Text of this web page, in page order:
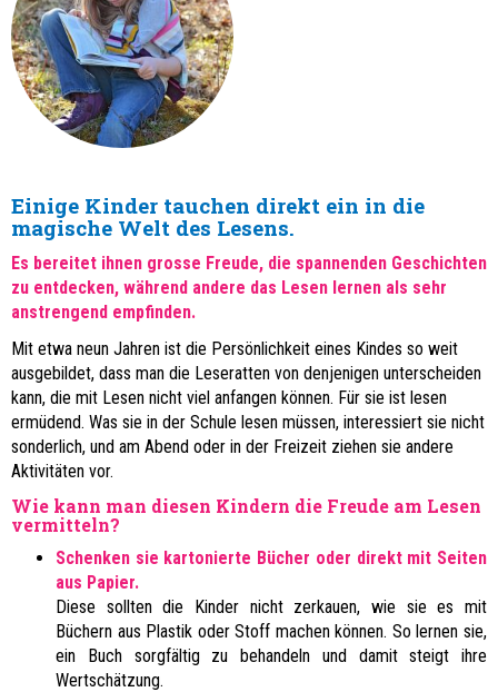
Einige Kinder tauchen direkt ein in die
magische Welt des Lesens.
Es bereitet ihnen grosse Freude, die spannenden Geschichten
zu entdecken, während andere das Lesen lernen als sehr
anstrengend empfinden.
Mit etwa neun Jahren ist die Persönlichkeit eines Kindes so weit
ausgebildet, dass man die Leseratten von denjenigen unterscheiden
kann, die mit Lesen nicht viel anfangen können. Für sie ist lesen
ermüdend. Was sie in der Schule lesen müssen, interessiert sie nicht
sonderlich, und am Abend oder in der Freizeit ziehen sie andere
Aktivitäten vor.
Wie kann man diesen Kindern die Freude am Lesen
vermitteln?
Schenken sie kartonierte Bücher oder direkt mit Seiten
aus Papier.
Diese sollten die Kinder nicht zerkauen, wie sie es mit
Büchern aus Plastik oder Stoff machen können. So lernen sie,
ein Buch sorgfältig zu behandeln und damit steigt ihre
Wertschätzung.